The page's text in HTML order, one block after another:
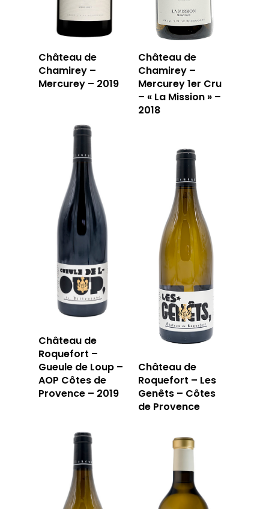
Château de
Chamirey –
Mercurey – 2019
Château de
Chamirey –
Mercurey 1er Cru
– « La Mission » –
2018
Château de
Roquefort –
Gueule de Loup –
AOP Côtes de
Provence – 2019
Château de
Roquefort – Les
Genêts – Côtes
de Provence